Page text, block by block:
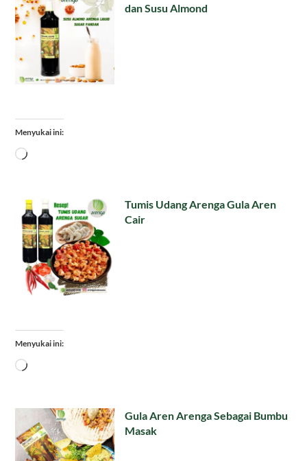
dan Susu Almond
Menyukai ini:
Memuat...
Tumis Udang Arenga Gula Aren
Cair
Menyukai ini:
Memuat...
Gula Aren Arenga Sebagai Bumbu
Masak